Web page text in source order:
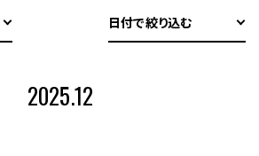
日付で絞り込む
2025.12